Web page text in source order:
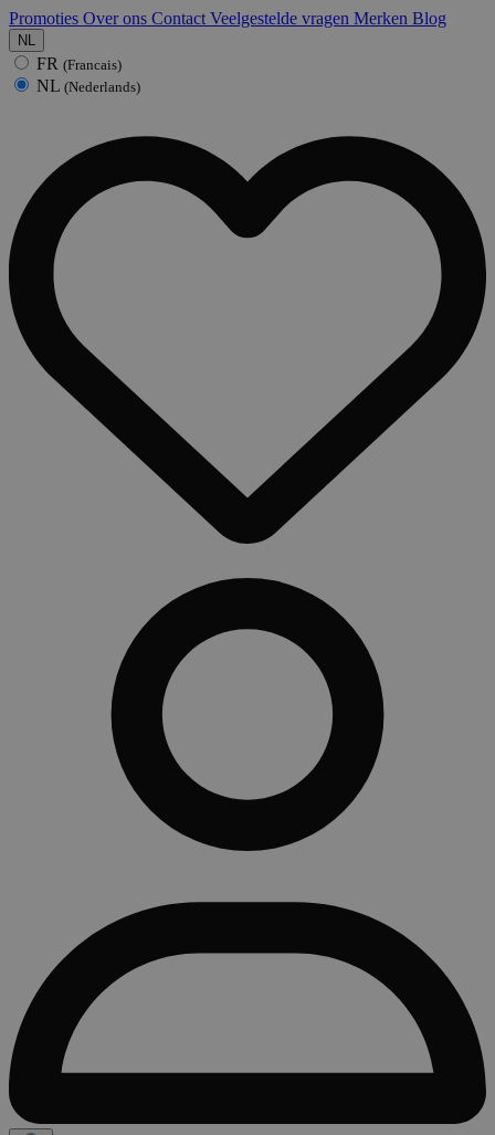
Promoties Over ons Contact Veelgestelde vragen Merken Blog
NL
FR (Francais)
NL (Nederlands)